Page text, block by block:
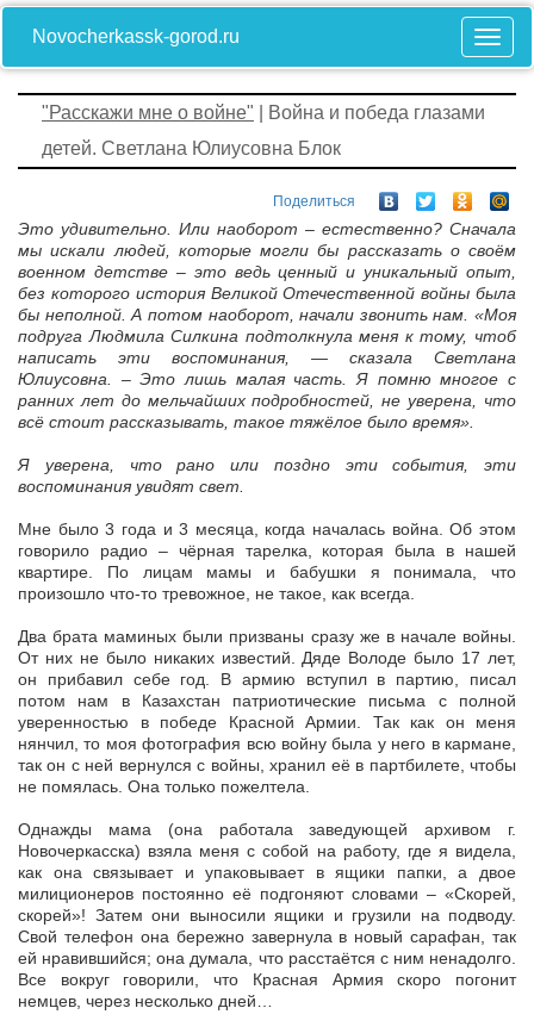
Novocherkassk-gorod.ru
"Расскажи мне о войне" | Война и победа глазами
детей. Светлана Юлиусовна Блок
Поделиться
Это удивительно. Или наоборот – естественно? Сначала
мы искали людей, которые могли бы рассказать о своём
военном детстве – это ведь ценный и уникальный опыт,
без которого история Великой Отечественной войны была
бы неполной. А потом наоборот, начали звонить нам. «Моя
подруга Людмила Силкина подтолкнула меня к тому, чтоб
написать эти воспоминания, — сказала Светлана
Юлиусовна. – Это лишь малая часть. Я помню многое с
ранних лет до мельчайших подробностей, не уверена, что
всё стоит рассказывать, такое тяжёлое было время».
Я уверена, что рано или поздно эти события, эти
воспоминания увидят свет.
Мне было 3 года и 3 месяца, когда началась война. Об этом
говорило радио – чёрная тарелка, которая была в нашей
квартире. По лицам мамы и бабушки я понимала, что
произошло что-то тревожное, не такое, как всегда.
Два брата маминых были призваны сразу же в начале войны.
От них не было никаких известий. Дяде Володе было 17 лет,
он прибавил себе год. В армию вступил в партию, писал
потом нам в Казахстан патриотические письма с полной
уверенностью в победе Красной Армии. Так как он меня
нянчил, то моя фотография всю войну была у него в кармане,
так он с ней вернулся с войны, хранил её в партбилете, чтобы
не помялась. Она только пожелтела.
Однажды мама (она работала заведующей архивом г.
Новочеркасска) взяла меня с собой на работу, где я видела,
как она связывает и упаковывает в ящики папки, а двое
милиционеров постоянно её подгоняют словами – «Скорей,
скорей»! Затем они выносили ящики и грузили на подводу.
Свой телефон она бережно завернула в новый сарафан, так
ей нравившийся; она думала, что расстаётся с ним ненадолго.
Все вокруг говорили, что Красная Армия скоро погонит
немцев, через несколько дней…